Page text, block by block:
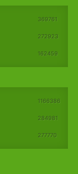
369761
272923
162459
1166386
284981
277770